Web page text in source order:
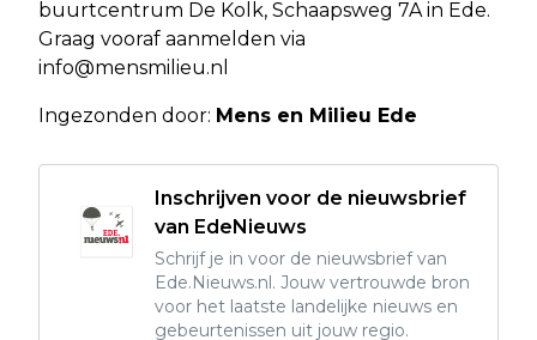
buurtcentrum De Kolk, Schaapsweg 7A in Ede.
Graag vooraf aanmelden via
info@mensmilieu.nl
Ingezonden door: Mens en Milieu Ede
Inschrijven voor de nieuwsbrief
van EdeNieuws
Schrijf je in voor de nieuwsbrief van
Ede.Nieuws.nl. Jouw vertrouwde bron
voor het laatste landelijke nieuws en
gebeurtenissen uit jouw regio.